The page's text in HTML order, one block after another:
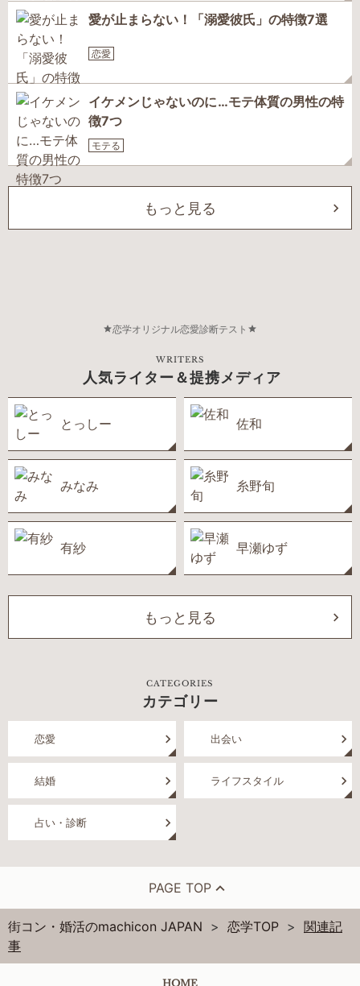
愛が止まらない！「溺愛彼氏」の特徴7選
恋愛
イケメンじゃないのに…モテ体質の男性の特
徴7つ
モテる
もっと見る
恋学オリジナル恋愛診断テスト
WRITERS
人気ライター＆提携メディア
とっしー 佐和
みなみ 糸野旬
有紗 早瀬ゆず
もっと見る
CATEGORIES
カテゴリー
恋愛 出会い
結婚 ライフスタイル
占い・診断
PAGE TOP
街コン・婚活のmachicon JAPAN 恋学TOP
関連記
事
HOME